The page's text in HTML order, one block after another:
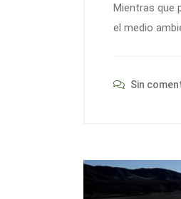
Mientras que
el medio
Sin